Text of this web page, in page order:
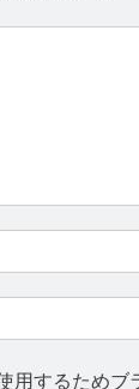
用するためブ